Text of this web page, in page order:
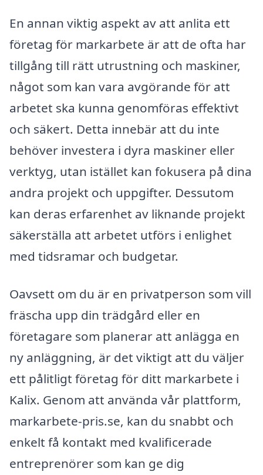
En annan viktig aspekt av att anlita ett
företag för markarbete är att de ofta har
tillgång till rätt utrustning och maskiner,
något som kan vara avgörande för att
arbetet ska kunna genomföras effektivt
och säkert. Detta innebär att du inte
behöver investera i dyra maskiner eller
verktyg, utan istället kan fokusera på dina
andra projekt och uppgifter. Dessutom
kan deras erfarenhet av liknande projekt
säkerställa att arbetet utförs i enlighet
med tidsramar och budgetar.
Oavsett om du är en privatperson som vill
fräscha upp din trädgård eller en
företagare som planerar att anlägga en
ny anläggning, är det viktigt att du väljer
ett pålitligt företag för ditt markarbete i
Kalix. Genom att använda vår plattform,
markarbete-pris.se, kan du snabbt och
enkelt få kontakt med kvalificerade
entreprenörer som kan ge dig